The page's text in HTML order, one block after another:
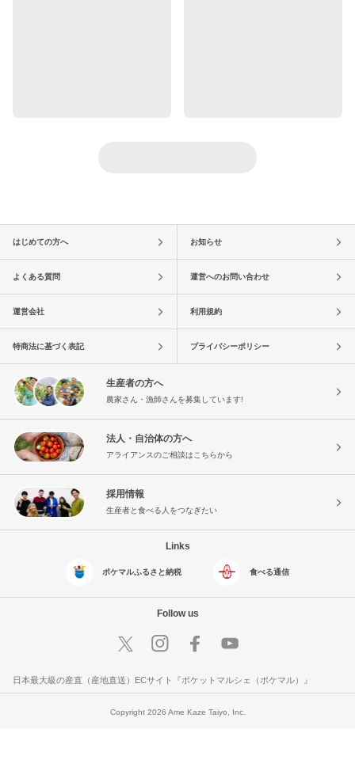
はじめての方へ お知らせ
よくある質問 運営へのお問い合わせ
運営会社 利用規約
特商法に基づく表記 プライバシーポリシー
生産者の方へ
農家さん・漁師さんを募集しています!
法人・自治体の方へ
アライアンスのご相談はこちらから
採用情報
生産者と食べる人をつなぎたい
Links
ポケマルふるさと納税 食べる通信
Follow us
日本最大級の産直（産地直送）ECサイト『ポケットマルシェ（ポケマル）』
Copyright 2026 Ame Kaze Taiyo, Inc.